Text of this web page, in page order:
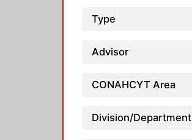
Type
Advisor
CONAHCYT Area
Division/Department